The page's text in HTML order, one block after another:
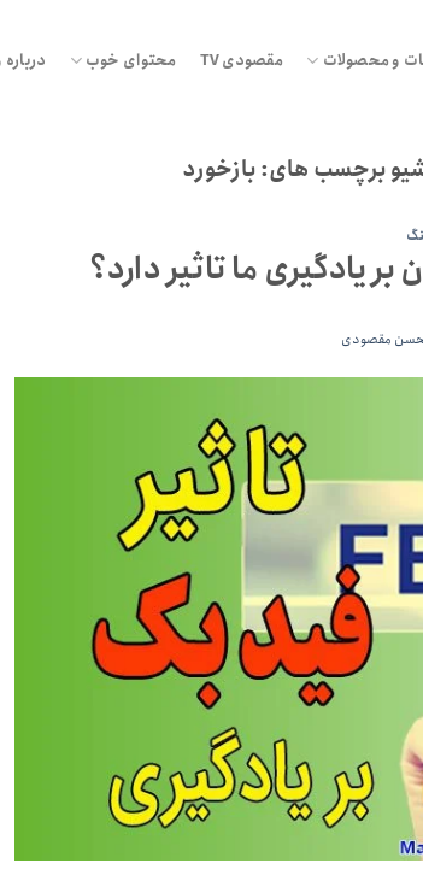
و محصولات مقصودی TV محتوای خوب
برچسب های:بازخورد
مقصودی